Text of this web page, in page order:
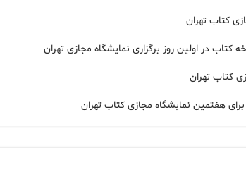
کتاب تهران
کتاب تهران